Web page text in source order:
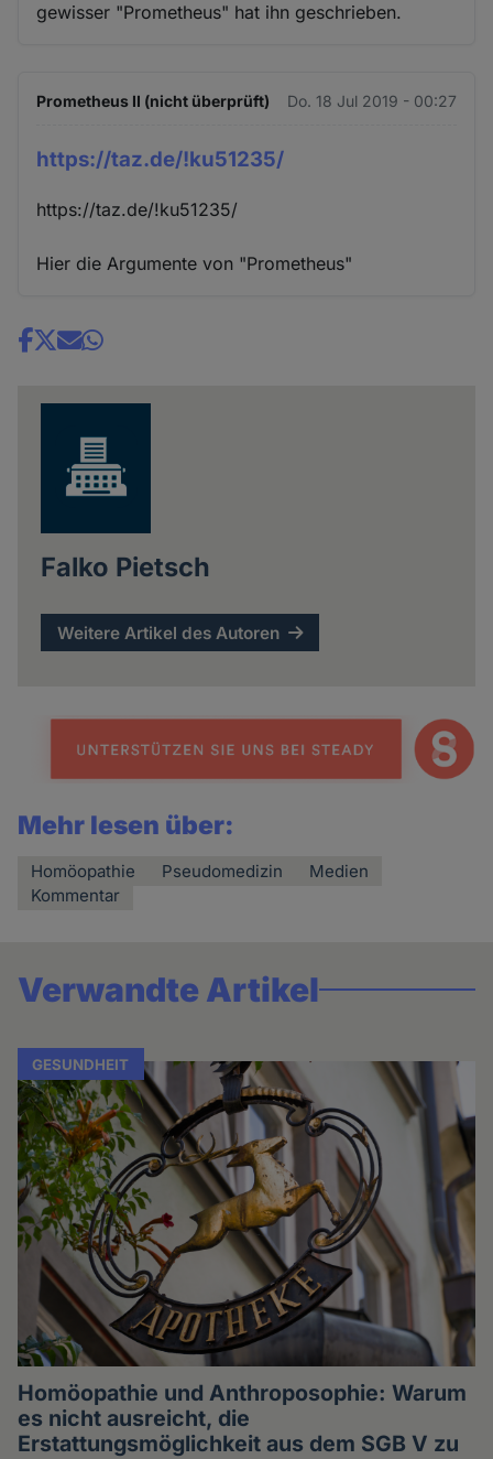
gewisser "Prometheus" hat ihn geschrieben.
Prometheus II (nicht überprüft) Do. 18 Jul 2019 - 00:27
https://taz.de/!ku51235/
https://taz.de/!ku51235/
Hier die Argumente von "Prometheus"
Share
Falko Pietsch
Weitere Artikel des Autoren
Mehr lesen über:
Homöopathie Pseudomedizin
Medien
Kommentar
Verwandte Artikel
GESUNDHEIT
Homöopathie und Anthroposophie: Warum
es nicht ausreicht, die
Erstattungsmöglichkeit aus dem SGB V zu